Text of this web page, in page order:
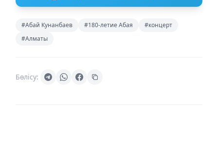
#Абай Кунанбаев #180-летие Абая
#концерт
#Алматы
Бөлісу: